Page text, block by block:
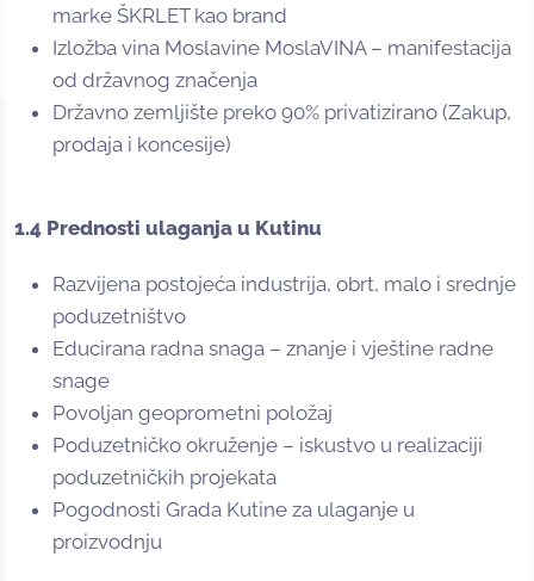
marke ŠKRLET kao brand
Izložba vina Moslavine MoslaVINA – manifestacija
od državnog značenja
Državno zemljište preko 90% privatizirano (Zakup,
prodaja i koncesije)
1.4 Prednosti ulaganja u Kutinu
Razvijena postojeća industrija, obrt, malo i srednje
poduzetništvo
Educirana radna snaga – znanje i vještine radne
snage
Povoljan geoprometni položaj
Poduzetničko okruženje – iskustvo u realizaciji
poduzetničkih projekata
Pogodnosti Grada Kutine za ulaganje u
proizvodnju